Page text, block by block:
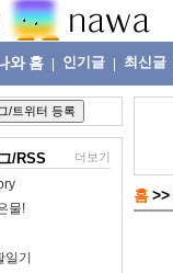
와 홈 인기글 최신글
/RSS 더보기
물!
기
홈>>